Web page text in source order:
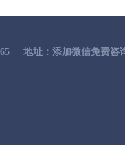
地址：添加微信免费咨